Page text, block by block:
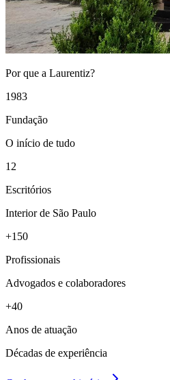
Por que a Laurentiz?
1983
Fundação
O início de tudo
12
Escritórios
Interior de São Paulo
+150
Profissionais
Advogados e colaboradores
+40
Anos de atuação
Décadas de experiência